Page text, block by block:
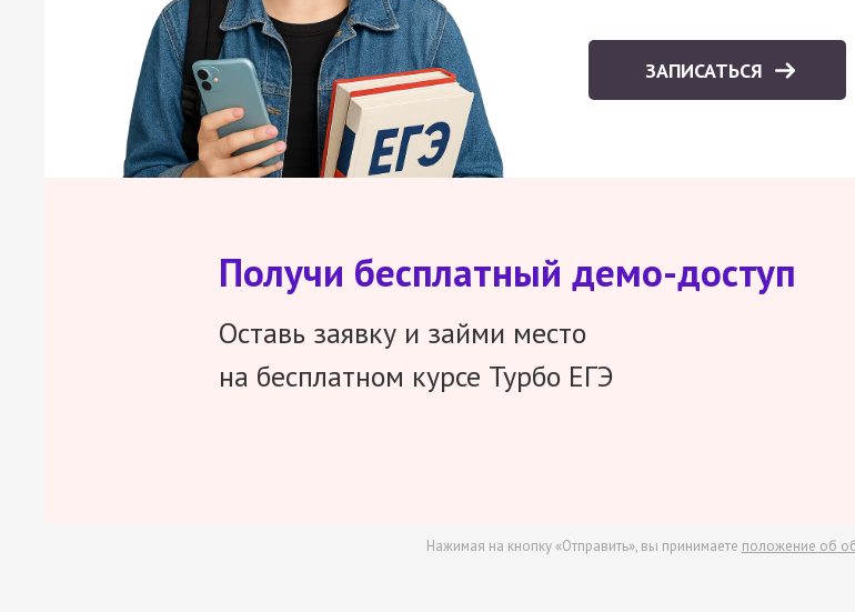
ЗАПИСАТЬСЯ
Получи бесплатный демо-доступ
Оставь заявку и займи место
на бесплатном курсе Турбо ЕГЭ
Нажимая на кнопку «Отправить», вы принимаете положение об